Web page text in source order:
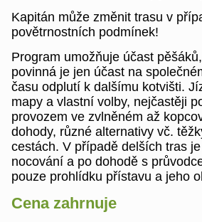
Kapitán může změnit trasu v
povětrnostních podmínek!
Program umožňuje účast
povinná je jen účast na
času odplutí k dalšímu kotvišti.
mapy a vlastní volby, nejčastěji
provozem ve zvlněném až
dohody, různé alternativy vč.
cestách. V případě delších tras
nocování a po dohodě s
pouze prohlídku přístavu a jeho
Cena zahrnuje